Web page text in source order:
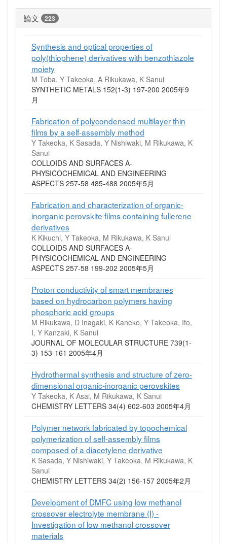
論文 223
Synthesis and optical properties of
poly(thiophene) derivatives with benzothiazole
moiety
M Toba, Y Takeoka, A Rikukawa, K Sanui
SYNTHETIC METALS 152(1-3) 197-200 2005年9
月
Fabrication of polycondensed multilayer thin
films by a self-assembly method
Y Takeoka, K Sasada, Y Nishiwaki, M Rikukawa, K
Sanui
COLLOIDS AND SURFACES A-
PHYSICOCHEMICAL AND ENGINEERING
ASPECTS 257-58 485-488 2005年5月
Fabrication and characterization of organic-
inorganic perovskite films containing fullerene
derivatives
K Kikuchi, Y Takeoka, M Rikukawa, K Sanui
COLLOIDS AND SURFACES A-
PHYSICOCHEMICAL AND ENGINEERING
ASPECTS 257-58 199-202 2005年5月
Proton conductivity of smart membranes
based on hydrocarbon polymers having
phosphoric acid groups
M Rikukawa, D Inagaki, K Kaneko, Y Takeoka, Ito,
I, Y Kanzaki, K Sanui
JOURNAL OF MOLECULAR STRUCTURE 739(1-
3) 153-161 2005年4月
Hydrothermal synthesis and structure of zero-
dimensional organic-inorganic perovskites
Y Takeoka, K Asai, M Rikukawa, K Sanui
CHEMISTRY LETTERS 34(4) 602-603 2005年4月
Polymer network fabricated by topochemical
polymerization of self-assembly films
composed of a diacetylene derivative
K Sasada, Y Nishiwaki, Y Takeoka, M Rikukawa, K
Sanui
CHEMISTRY LETTERS 34(2) 156-157 2005年2月
Development of DMFC using low methanol
crossover electrolyte membrane (I) -
Investigation of low methanol crossover
materials